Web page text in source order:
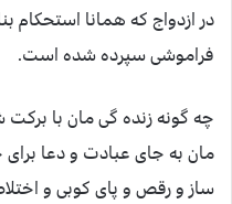
در ازدواج که همانا استحکام
فراموشی سپرده شده است.
چه گونه زنده گی مان با برکت
مان به جای عبادت و دعا
ساز و رقص و پای کوبی و